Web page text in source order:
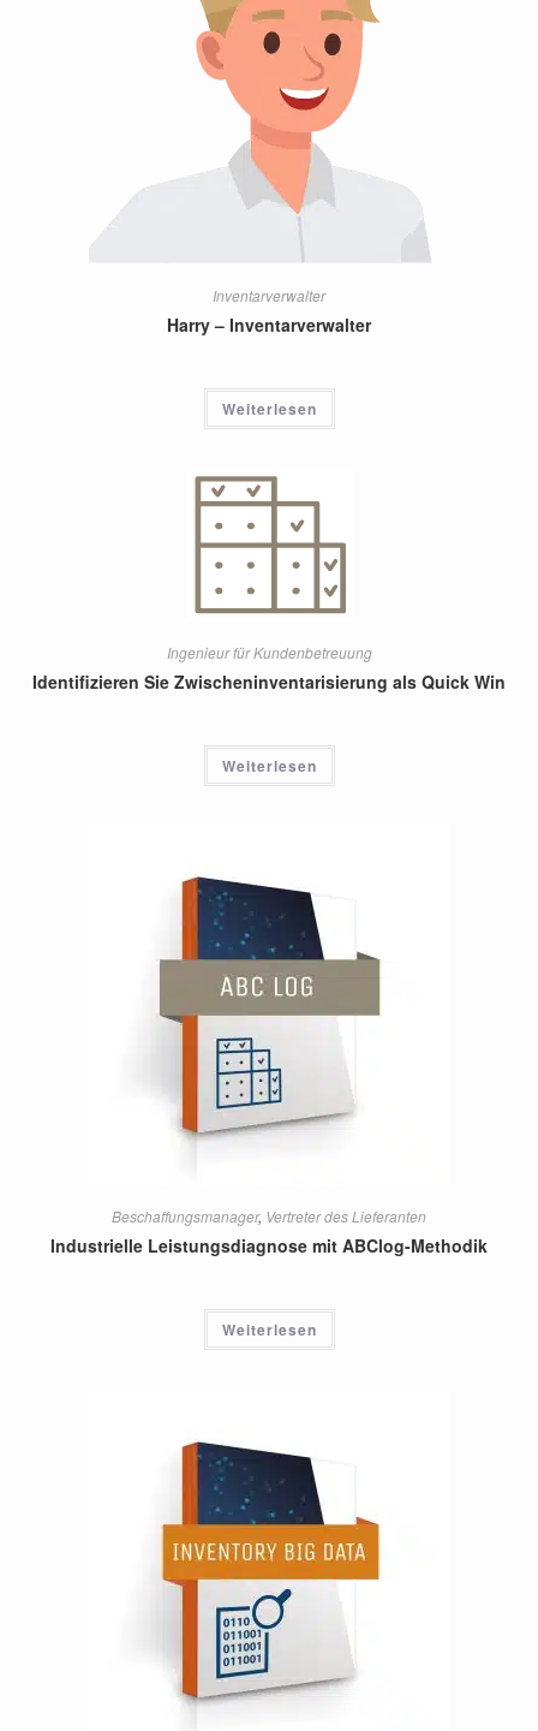
Inventarverwalter
Harry – Inventarverwalter
Weiterlesen
Ingenieur für Kundenbetreuung
Identifizieren Sie Zwischeninventarisierung als Quick Win
Weiterlesen
Beschaffungsmanager, Vertreter des Lieferanten
Industrielle Leistungsdiagnose mit ABClog-Methodik
Weiterlesen